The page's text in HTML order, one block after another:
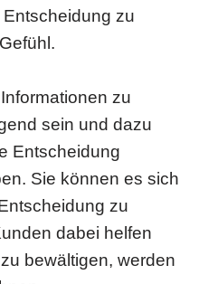
zu
zu
sein und dazu
Entscheidung
Sie können es sich
zu
dabei helfen
bewältigen, werden